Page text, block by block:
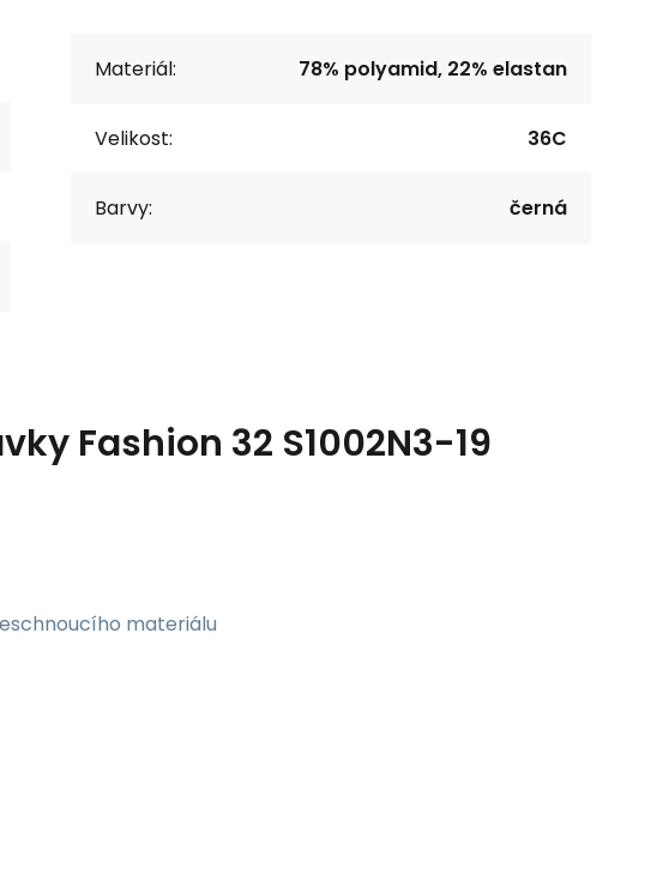
Materiál: 78% polyamid, 22% elastan
Velikost: 36C
Barvy: černá
Fashion 32 S1002N3-19
materiálu